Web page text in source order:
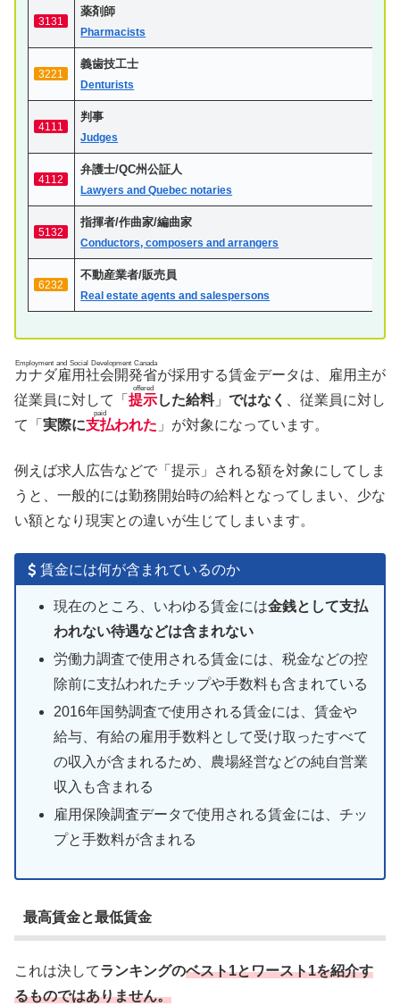
3131
薬剤師
Pharmacists
3221
義歯技工士
Denturists
4111
判事
Judges
4112
弁護士/QC州公証人
Lawyers and Quebec notaries
5132
指揮者/作曲家/編曲家
Conductors, composers and arrangers
6232
不動産業者/販売員
Real estate agents and salespersons
カナダ雇用社会開発省
Employment and Social Development Canada
が採用する賃金データは、雇用主が
従業員に対して「 提示
offered
した給料」 ではなく
、従業員に対し
て「 実際に支払
paid
われた 」が対象になっています。
例えば求人広告などで「提示」される額を対象にしてしま
うと、一般的には勤務開始時の給料となってしまい、少な
い額となり現実との違いが生じてしまいます。
賃金には何が含まれているのか
現在のところ、いわゆる賃金には金銭として支払
われない待遇などは含まれない
労働力調査で使用される賃金には、税金などの控
除前に支払われたチップや手数料も含まれている
2016年国勢調査で使用される賃金には、賃金や
給与、有給の雇用手数料として受け取ったすべて
の収入が含まれるため、農場経営などの純自営業
収入も含まれる
雇用保険調査データで使用される賃金には、チッ
プと手数料が含まれる
最高賃金と最低賃金
これは決してランキングのベスト1とワースト1を紹介す
るものではありません。